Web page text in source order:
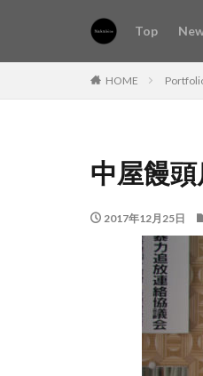
Top
HOME
中屋饅
2017年12月25日